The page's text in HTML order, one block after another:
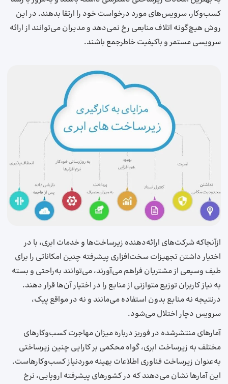
کسب‌وکار، سرویس‌های مورد درخواست خود را ارتقا بدهند. در این
روش هیچ‌گونه اتلاف منابعی رخ نمی‌دهد و مدیران می‌توانند از ارائه
سرویسی مستمر و باکیفیت خاطرجمع باشند.
ازآنجاکه شرکت‌های ارائه‌دهنده زیرساخت‌ها و خدمات ابری، با در
اختیار داشتن تجهیزات سخت‌افزاری پیشرفته چنین امکاناتی را برای
طیف وسیعی از مشتریان فراهم می‌آورند، می‌توانند به‌راحتی و بسته
به نیاز کاربران توزیع متوازنی از منابع را در اختیار آن‌ها قرار دهند.
درنتیجه نه منابع بدون استفاده می‌مانند و نه در مواقع پیک،
سرویس دچار اختلال می‌شود.
آمارهای منتشرشده در فوربز درباره میزان مهاجرت کسب‌وکارهای
مختلف به زیرساخت‌ ابری، گواه محکمی بر کارایی چنین زیرساختی
به‌عنوان زیرساخت فناوری اطلاعات بهینه موردنیاز کسب‌وکارهاست.
این آمارها نشان می‌دهند که در کشورهای پیشرفته اروپایی، نرخ